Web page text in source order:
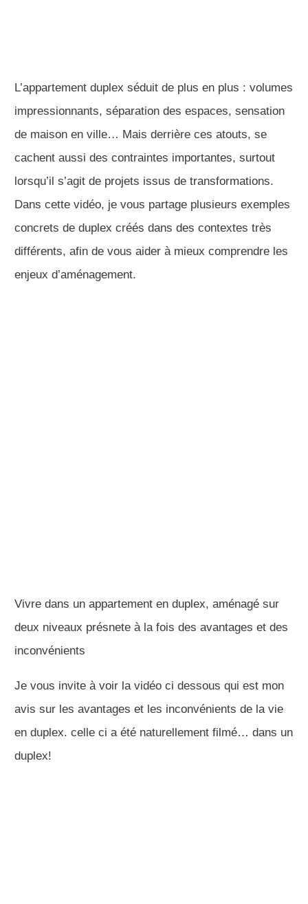
L’appartement duplex séduit de plus en plus : volumes
impressionnants, séparation des espaces, sensation
de maison en ville… Mais derrière ces atouts, se
cachent aussi des contraintes importantes, surtout
lorsqu’il s’agit de projets issus de transformations.
Dans cette vidéo, je vous partage plusieurs exemples
concrets de duplex créés dans des contextes très
différents, afin de vous aider à mieux comprendre les
enjeux d’aménagement.
Vivre dans un appartement en duplex, aménagé sur
deux niveaux présnete à la fois des avantages et des
inconvénients
Je vous invite à voir la vidéo ci dessous qui est mon
avis sur les avantages et les inconvénients de la vie
en duplex. celle ci a été naturellement filmé… dans un
duplex!